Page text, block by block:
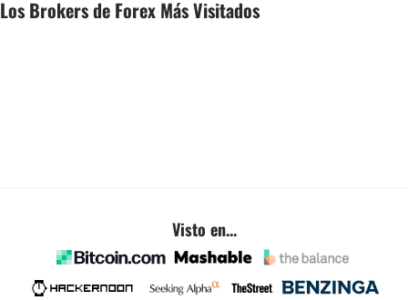
Los Brokers de Forex Más Visitados
Visto en...